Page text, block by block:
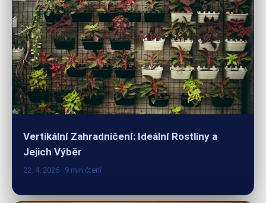
Vertikální Zahradničení: Ideální Rostliny a
22. 4. 2026 · 9 min čtení